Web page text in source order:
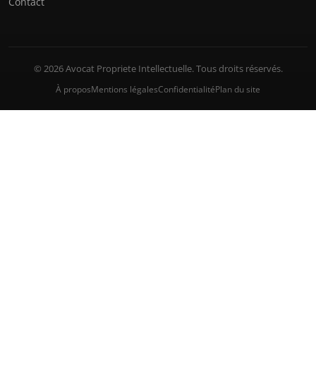
© 2026 Avocat Propriete Intellectuelle. Tous droits réservés.
À proposMentions légalesConfidentialitéPlan du site